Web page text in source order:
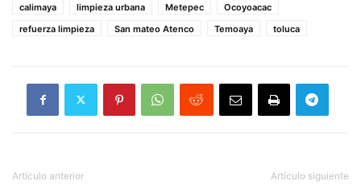
calimaya
limpieza urbana Metepec
Ocoyoacac
refuerza limpieza
San mateo Atenco Temoaya toluca
Artículo anterior Artículo siguiente